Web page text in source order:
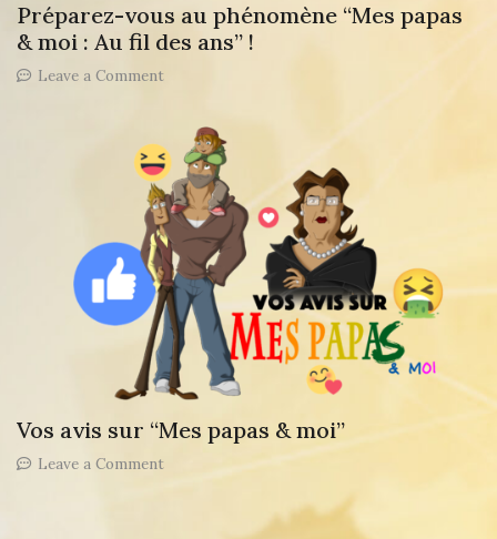
Préparez-vous au phénomène “Mes papas
& moi : Au fil des ans” !
Leave a Commenton
phénomène
“Mes
papas
&
moi
:
Au
fil
des
ans”
!
Vos avis sur “Mes papas & moi”
Leave a Commenton